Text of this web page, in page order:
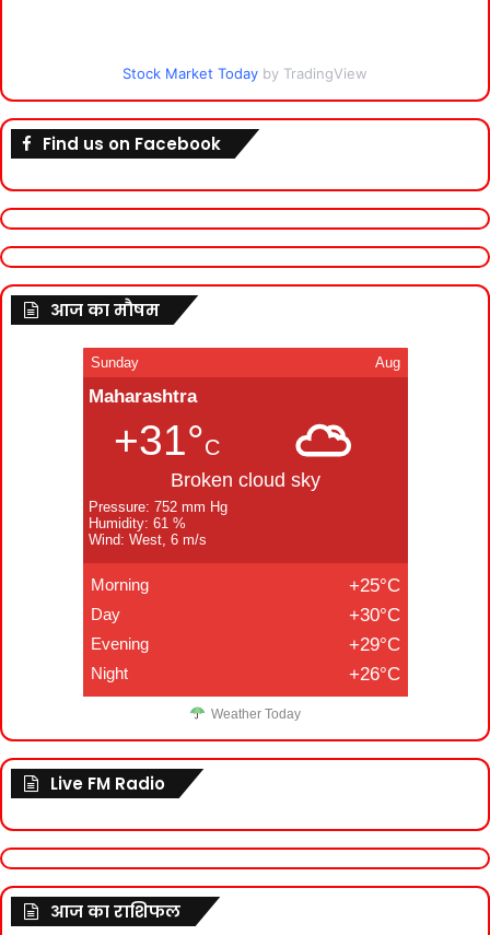
Stock Market Today by TradingView
Find us on Facebook
आज का मौषम
Sunday Aug
Maharashtra
+31°C
Broken cloud sky
Pressure: 752 mm Hg
Humidity: 61 %
Wind: West, 6 m/s
Morning +25°C
Day +30°C
Evening +29°C
Night +26°C
Weather Today
Live FM Radio
आज का राशिफल